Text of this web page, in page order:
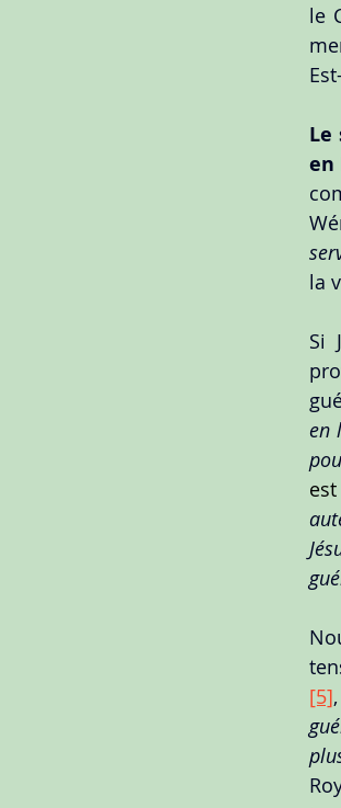
le
Le
en
la
Si
en
[5],